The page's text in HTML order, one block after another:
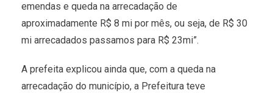
emendas e queda na arrecadação de
aproximadamente R$ 8 mi por mês, ou seja, de R$ 30
mi arrecadados passamos para R$ 23mi”.
A prefeita explicou ainda que, com a queda na
arrecadação do município, a Prefeitura teve